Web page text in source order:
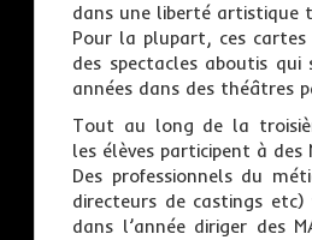
dans une liberté artistique
Pour la plupart, ces cartes
des spectacles aboutis
années dans des théâtres
Tout au long de la
les élèves participent à des
Des professionnels du
directeurs de castings
dans l’année diriger des